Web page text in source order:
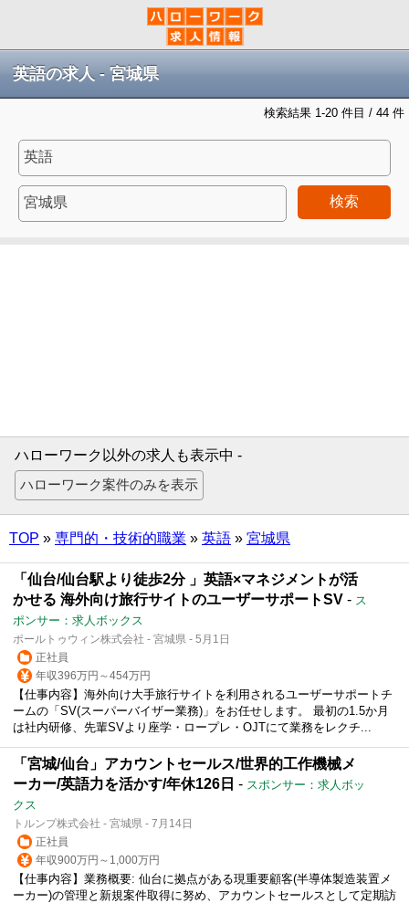
英語の求人 - 宮城県
検索結果 1-20 件目 / 44 件
検索
ハローワーク以外の求人も表示中 -
TOP » 専門的・技術的職業 » 英語 » 宮城県
「仙台/仙台駅より徒歩2分 」英語×マネジメントが活
かせる 海外向け旅行サイトのユーザーサポートSV - ス
ポンサー：求人ボックス
ポールトゥウィン株式会社 - 宮城県 - 5月1日
正社員
年収396万円～454万円
【仕事内容】海外向け大手旅行サイトを利用されるユーザーサポートチ
ームの「SV(スーパーバイザー業務)」をお任せします。 最初の1.5か月
は社内研修、先輩SVより座学・ロープレ・OJTにて業務をレクチ...
「宮城/仙台」アカウントセールス/世界的工作機械メ
ーカー/英語力を活かす/年休126日 - スポンサー：求人ボッ
クス
トルンプ株式会社 - 宮城県 - 7月14日
正社員
年収900万円～1,000万円
【仕事内容】業務概要: 仙台に拠点がある現重要顧客(半導体製造装置メ
ーカー)の管理と新規案件取得に努め、アカウントセールスとして定期訪